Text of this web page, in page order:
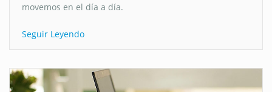
movemos en el día a día.
Seguir Leyendo